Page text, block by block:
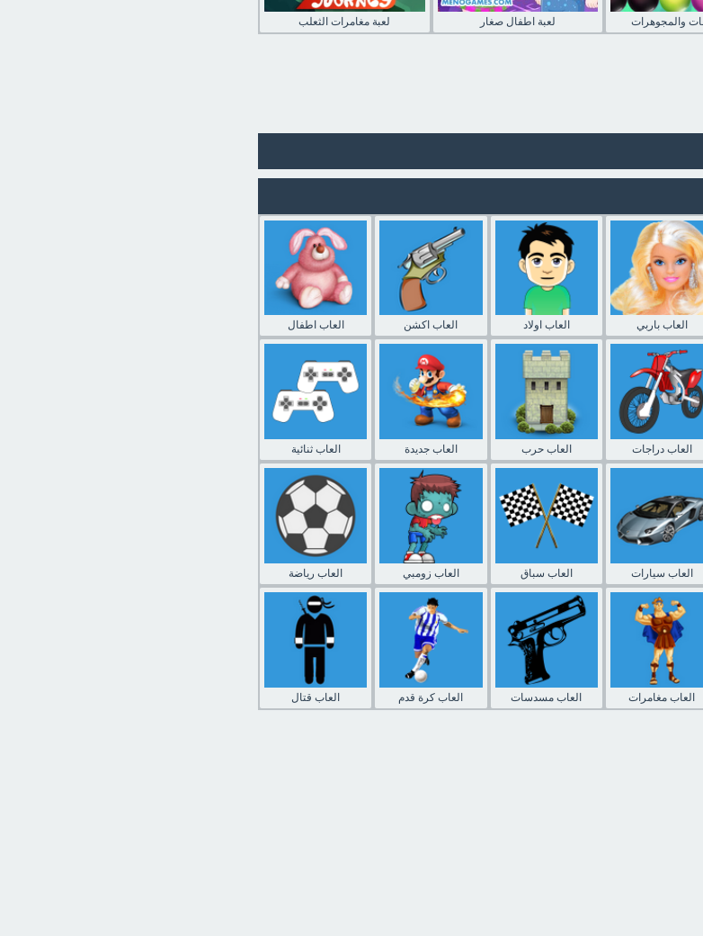
لعبة مغامرات الثعلب لعبة اطفال صغار والمجوهرات
العاب اطفال العاب اكشن العاب اولاد العاب باربي
العاب ثنائية العاب جديدة العاب حرب العاب دراجات
العاب رياضة العاب زومبي العاب سباق العاب سيارات
العاب قتال العاب كرة قدم العاب مسدسات العاب مغامرات